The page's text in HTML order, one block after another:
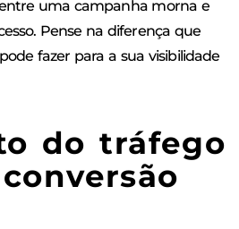
uma campanha morna e
Pense na diferença que
fazer para a sua visibilidade
do tráfego